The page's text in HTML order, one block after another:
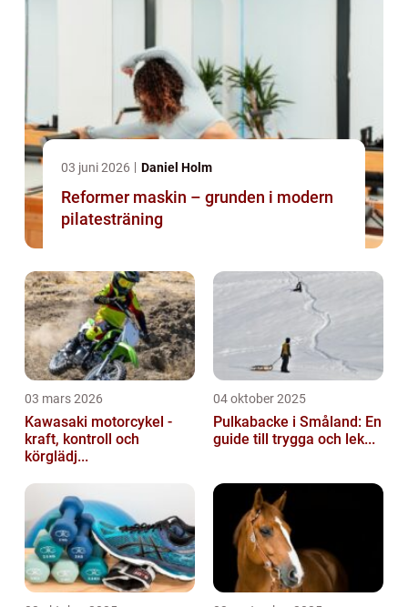
03 juni 2026 Daniel Holm
Reformer maskin – grunden i modern
pilatesträning
03 mars 2026
Kawasaki motorcykel -
kraft, kontroll och
körglädj...
04 oktober 2025
Pulkabacke i Småland: En
guide till trygga och lek...